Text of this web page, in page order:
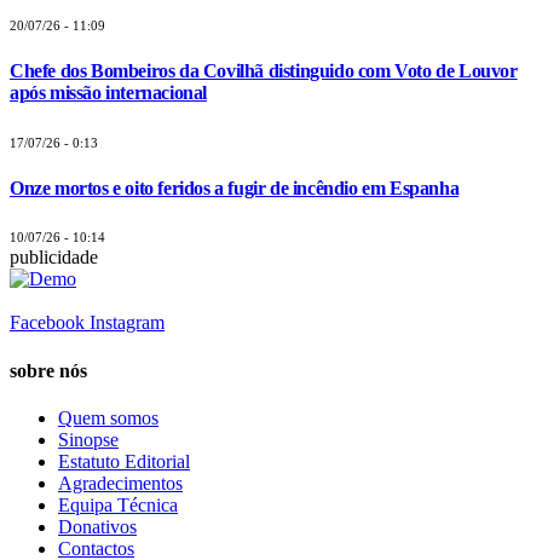
20/07/26 - 11:09
Chefe dos Bombeiros da Covilhã distinguido com Voto de Louvor
após missão internacional
17/07/26 - 0:13
Onze mortos e oito feridos a fugir de incêndio em Espanha
10/07/26 - 10:14
publicidade
Facebook Instagram
sobre nós
Quem somos
Sinopse
Estatuto Editorial
Agradecimentos
Equipa Técnica
Donativos
Contactos